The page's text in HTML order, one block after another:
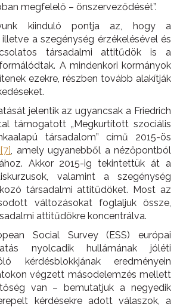
megfelelő – önszerveződését”.
kiinduló pontja az, hogy a
a szegénység érzékelésével és
társadalmi attitűdök is a
A mindenkori kormányok
ezekre, részben tovább alakítják
jelentik az ugyancsak a Friedrich
támogatott „Megkurtított szociális
társadalom” című 2015-ös
[7], amely ugyanebből a nézőpontból
Akkor 2015-ig tekintettük át a
valamint a szegénység
társadalmi attitűdöket. Most az
változásokat foglaljuk össze,
attitűdökre koncentrálva.
Social Survey (ESS) európai
nyolcadik hullámának jóléti
kérdésblokkjának eredményein
végzett másodelemzés mellett
van – bemutatjuk a negyedik
kérdésekre adott válaszok, a